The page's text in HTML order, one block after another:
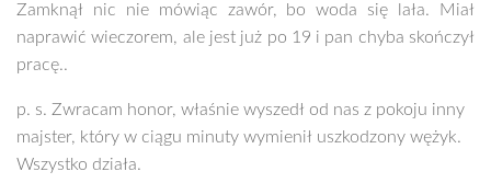
Zamknął nic nie mówiąc zawór, bo woda się lała. Miał
naprawić wieczorem, ale jest już po 19 i pan chyba skończył
pracę..
p. s. Zwracam honor, właśnie wyszedł od nas z pokoju inny
majster, który w ciągu minuty wymienił uszkodzony wężyk.
Wszystko działa.